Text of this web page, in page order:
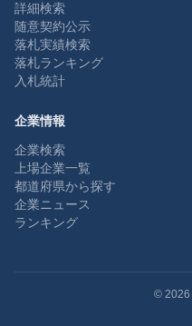
詳細検索
随意契約公示
落札実績検索
落札ランキング
入札統計
企業情報
企業検索
上場企業一覧
都道府県から探す
企業ニュース
ランキング
© 2026